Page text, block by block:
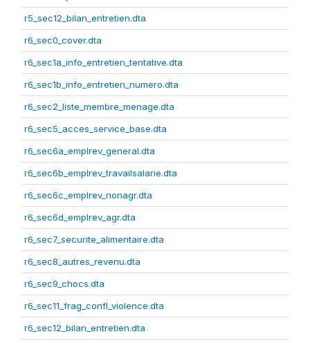
r5_sec12_bilan_entretien.dta
r6_sec0_cover.dta
r6_sec1a_info_entretien_tentative.dta
r6_sec1b_info_entretien_numero.dta
r6_sec2_liste_membre_menage.dta
r6_sec5_acces_service_base.dta
r6_sec6a_emplrev_general.dta
r6_sec6b_emplrev_travailsalarie.dta
r6_sec6c_emplrev_nonagr.dta
r6_sec6d_emplrev_agr.dta
r6_sec7_securite_alimentaire.dta
r6_sec8_autres_revenu.dta
r6_sec9_chocs.dta
r6_sec11_frag_confl_violence.dta
r6_sec12_bilan_entretien.dta